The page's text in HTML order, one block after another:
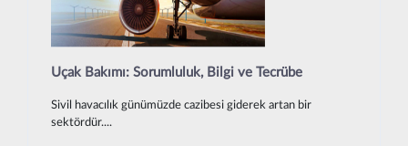
Uçak Bakımı: Sorumluluk, Bilgi ve Tecrübe
Sivil havacılık günümüzde cazibesi giderek artan bir
sektördür....